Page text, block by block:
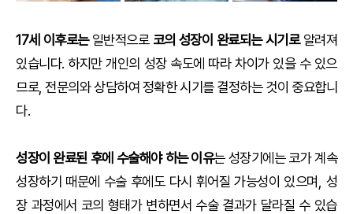
17세 이후로는일반적으로코의 성장이 완료되는 시기로알려져
있습니다. 하지만 개인의 성장 속도에 따라 차이가 있을 수 있으
므로, 전문의와 상담하여 정확한 시기를 결정하는 것이 중요합니
다.
성장이 완료된 후에 수술해야 하는 이유는 성장기에는 코가 계속
성장하기 때문에 수술 후에도 다시 휘어질 가능성이 있으며, 성
장 과정에서 코의 형태가 변하면서 수술 결과가 달라질 수 있습